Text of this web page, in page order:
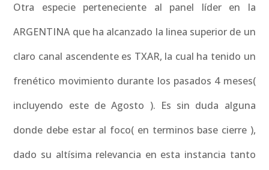
Otra especie perteneciente al panel líder en la
ARGENTINA que ha alcanzado la linea superior de un
claro canal ascendente es TXAR, la cual ha tenido un
frenético movimiento durante los pasados 4 meses(
incluyendo este de Agosto ). Es sin duda alguna
donde debe estar al foco( en terminos base cierre ),
dado su altísima relevancia en esta instancia tanto